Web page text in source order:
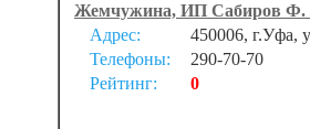
Жемчужина, ИП Сабиров Ф.
Адрес:
450006, г.Уфа,
Телефоны:
290-70-70
Рейтинг:
0